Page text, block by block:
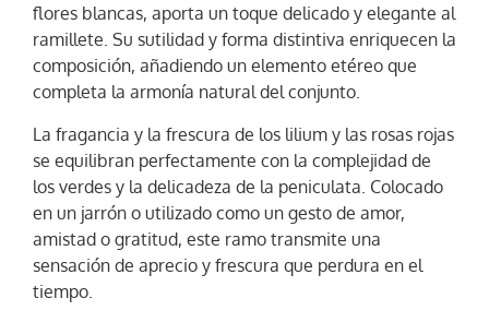
flores blancas, aporta un toque delicado y elegante al
ramillete. Su sutilidad y forma distintiva enriquecen la
composición, añadiendo un elemento etéreo que
completa la armonía natural del conjunto.
La fragancia y la frescura de los lilium y las rosas rojas
se equilibran perfectamente con la complejidad de
los verdes y la delicadeza de la peniculata. Colocado
en un jarrón o utilizado como un gesto de amor,
amistad o gratitud, este ramo transmite una
sensación de aprecio y frescura que perdura en el
tiempo.